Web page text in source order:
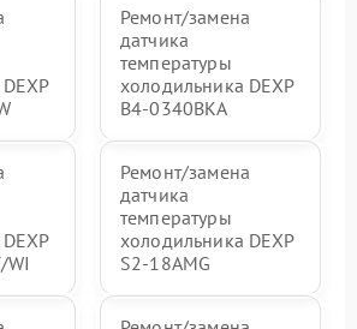
Ремонт/замена
датчика
температуры
холодильника DEXP
B4-0340BKA
WI
Ремонт/замена
датчика
температуры
холодильника DEXP
S2-18AMG